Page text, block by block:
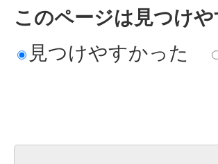
このページは見つけ
見つけやすかった